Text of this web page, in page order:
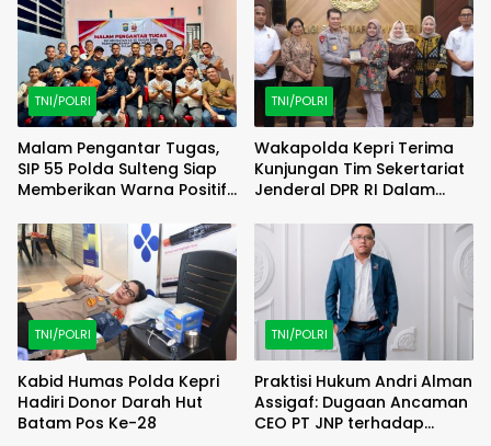
TNI/POLRI
Malam Pengantar Tugas,
SIP 55 Polda Sulteng Siap
Memberikan Warna Positif
TNI/POLRI
Wakapolda Kepri Terima
Kunjungan Tim Sekertariat
Jenderal DPR RI Dalam
Pelaksanaan UU
Keimigrasian
TNI/POLRI
Kabid Humas Polda Kepri
Hadiri Donor Darah Hut
Batam Pos Ke-28
TNI/POLRI
Praktisi Hukum Andri Alman
Assigaf: Dugaan Ancaman
CEO PT JNP terhadap